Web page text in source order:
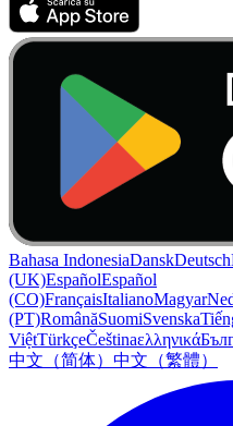
Bahasa IndonesiaDanskDeutsch
(UK)EspañolEspañol
(CO)FrançaisItalianoMagyar
(PT)RomânăSuomiSvenska
ViệtTürkçeČeštinaελληνικά
中文（简体） 中文（繁體）